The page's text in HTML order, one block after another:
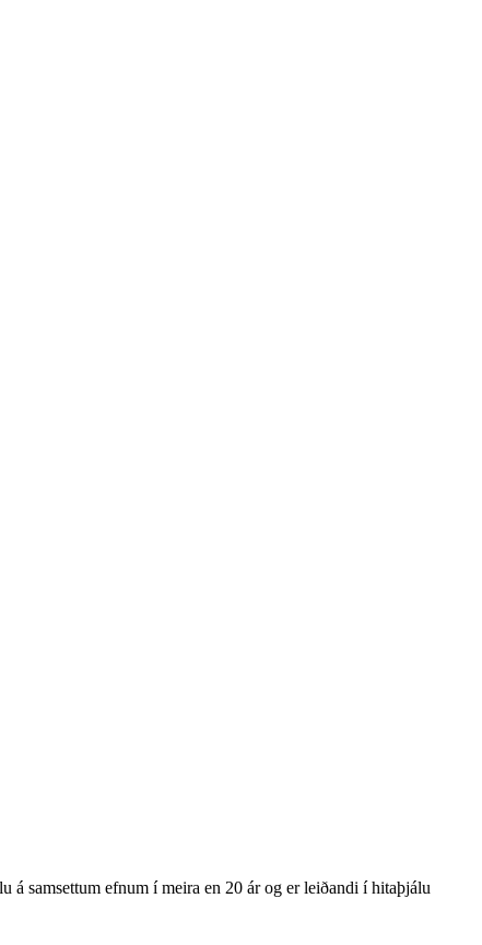
samsettum efnum í meira en 20 ár og er leiðandi í hitaþjálu